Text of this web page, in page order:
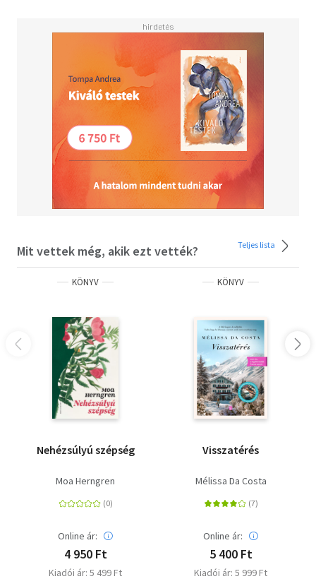
María Dueñas Vinuesa 1964-ben született Puertollanóban,
Spanyolországban. Az angol nyelv és irodalom
professzora a Murcia Egyetemen, de Észak-Amerika
különböző egyetemein is dolgozott.
2009-ben került reflektorfénybe Öltések közt az idő című
regényével, melyből televíziós sorozat is készült és 25
nyelvre fordították le.
María Dueñasnak hét testvére van és Cartagenában él.
Olvasd el mások véleményét is!
Mit vettek még, akik ezt vették? Teljes lista
KÖNYV
Nehézsúlyú szépség
Moa Herngren
Online ár:
4 950 Ft
Kiadói ár: 5 499 Ft
KÖNYV
Visszatérés
Mélissa Da Costa
Online ár:
5 400 Ft
Kiadói ár: 5 999 Ft